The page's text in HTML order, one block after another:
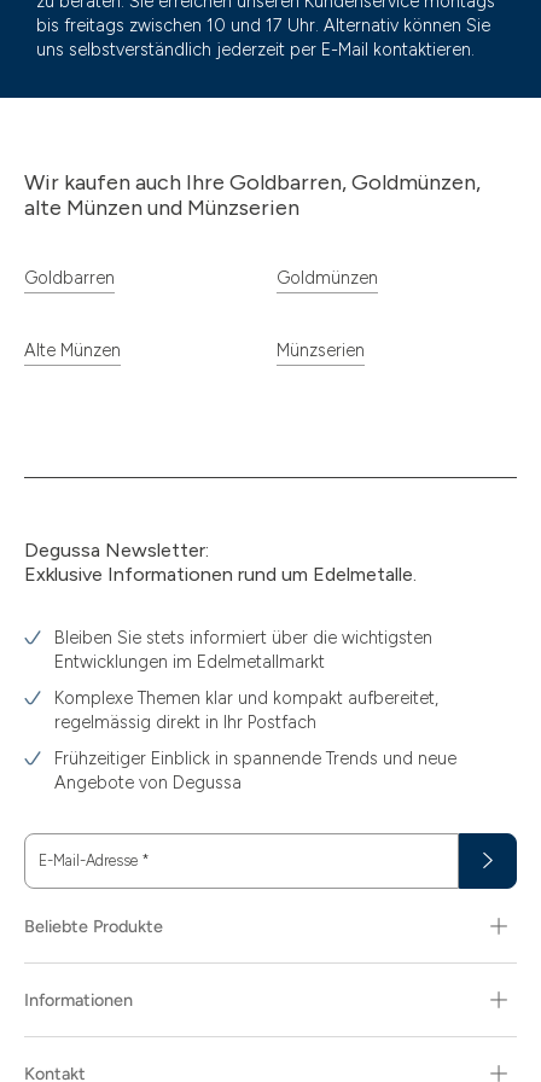
bis freitags zwischen 10 und 17 Uhr. Alternativ können Sie
uns selbstverständlich jederzeit per E-Mail kontaktieren.
Wir kaufen auch Ihre Goldbarren, Goldmünzen,
alte Münzen und Münzserien
Goldbarren Goldmünzen
Alte Münzen Münzserien
Degussa Newsletter:
Exklusive Informationen rund um Edelmetalle.
Bleiben Sie stets informiert über die wichtigsten
Entwicklungen im Edelmetallmarkt
Komplexe Themen klar und kompakt aufbereitet,
regelmässig direkt in Ihr Postfach
Frühzeitiger Einblick in spannende Trends und neue
Angebote von Degussa
E-Mail-Adresse *
Beliebte Produkte
Informationen
Kontakt